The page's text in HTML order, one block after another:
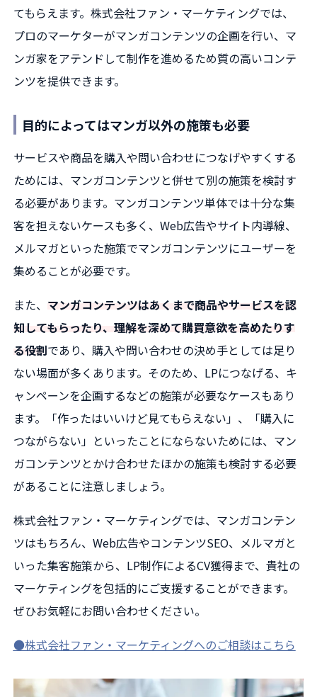
てもらえます。株式会社ファン・マーケティングでは、
プロのマーケターがマンガコンテンツの企画を行い、マ
ンガ家をアテンドして制作を進めるため質の高いコンテ
ンツを提供できます。
目的によってはマンガ以外の施策も必要
サービスや商品を購入や問い合わせにつなげやすくする
ためには、マンガコンテンツと併せて別の施策を検討す
る必要があります。マンガコンテンツ単体では十分な集
客を担えないケースも多く、Web広告やサイト内導線、
メルマガといった施策でマンガコンテンツにユーザーを
集めることが必要です。
また、 マンガコンテンツはあくまで商品やサービスを認
知してもらったり、理解を深めて購買意欲を高めたりす
る役割であり、購入や問い合わせの決め手としては足り
ない場面が多くあります。そのため、LPにつなげる、キ
ャンペーンを企画するなどの施策が必要なケースもあり
ます。「作ったはいいけど見てもらえない」、「購入に
つながらない」といったことにならないためには、マン
ガコンテンツとかけ合わせたほかの施策も検討する必要
があることに注意しましょう。
株式会社ファン・マーケティングでは、マンガコンテン
ツはもちろん、Web広告やコンテンツSEO、メルマガと
いった集客施策から、LP制作によるCV獲得まで、貴社の
マーケティングを包括的にご支援することができます。
ぜひお気軽にお問い合わせください。
●株式会社ファン・マーケティングへのご相談はこちら